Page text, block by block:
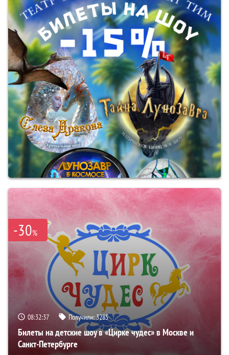
-30%
08:32:36 Получили: 3285
Билеты на детские шоу в «Цирке чудес» в Москве и
Санкт-Петербурге